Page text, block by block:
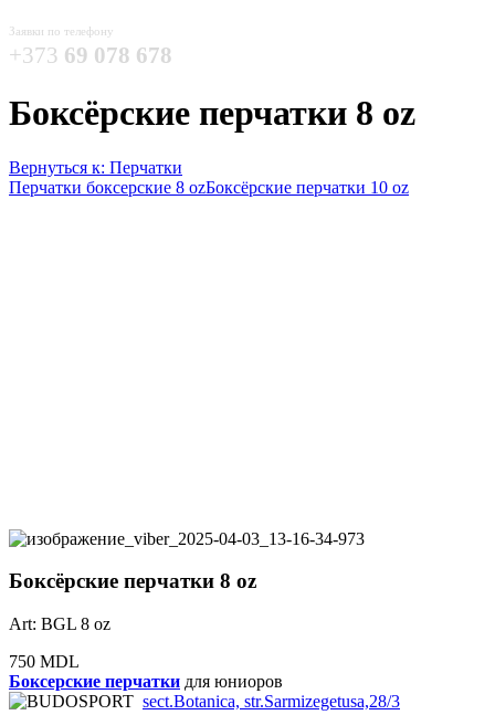
Заявки по телефону
+373 69 078 678
Боксёрские перчатки 8 oz
Вернуться к: Перчатки
Перчатки боксерские 8 ozБоксёрские перчатки 10 oz
Боксёрские перчатки 8 oz
Art: BGL 8 oz
750 MDL
Боксерские перчатки для юниоров
sect.Botanica, str.Sarmizegetusa,28/3